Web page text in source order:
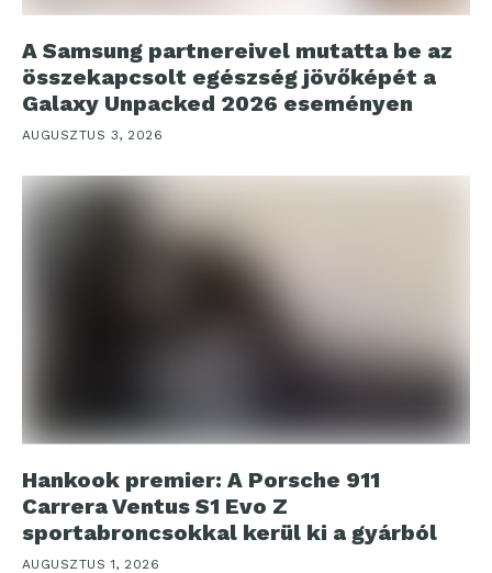
A Samsung partnereivel mutatta be az
összekapcsolt egészség jövőképét a
Galaxy Unpacked 2026 eseményen
AUGUSZTUS 3, 2026
Hankook premier: A Porsche 911
Carrera Ventus S1 Evo Z
sportabroncsokkal kerül ki a gyárból
AUGUSZTUS 1, 2026